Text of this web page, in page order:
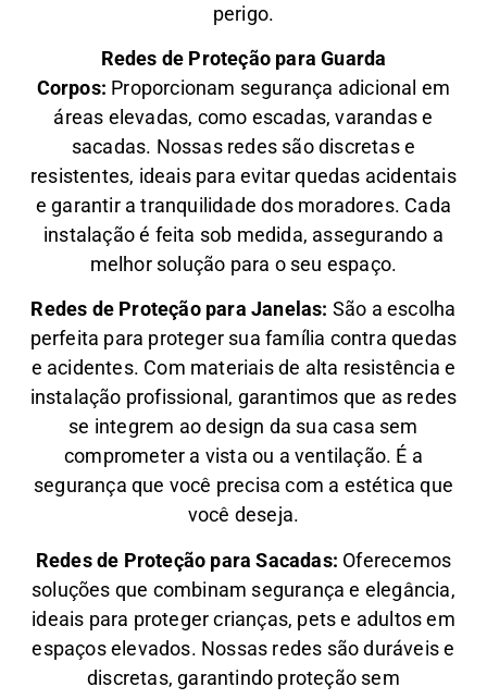
perigo.
Redes de Proteção para Guarda
Corpos: Proporcionam segurança adicional em
áreas elevadas, como escadas, varandas e
sacadas. Nossas redes são discretas e
resistentes, ideais para evitar quedas acidentais
e garantir a tranquilidade dos moradores. Cada
instalação é feita sob medida, assegurando a
melhor solução para o seu espaço.
Redes de Proteção para Janelas: São a escolha
perfeita para proteger sua família contra quedas
e acidentes. Com materiais de alta resistência e
instalação profissional, garantimos que as redes
se integrem ao design da sua casa sem
comprometer a vista ou a ventilação. É a
segurança que você precisa com a estética que
você deseja.
Redes de Proteção para Sacadas: Oferecemos
soluções que combinam segurança e elegância,
ideais para proteger crianças, pets e adultos em
espaços elevados. Nossas redes são duráveis e
discretas, garantindo proteção sem